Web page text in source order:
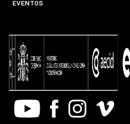
EVENTOS
Youtube FacebookInstagram
Vimeo